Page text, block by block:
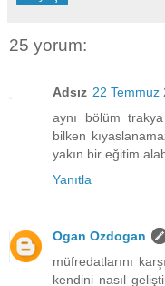
25 yorum:
Adsız 22 Temmuz
aynı bölüm
bilken
yakın bir eğitim
Yanıtla
Ogan Ozdogan
müfredatlarını
kendini nasıl